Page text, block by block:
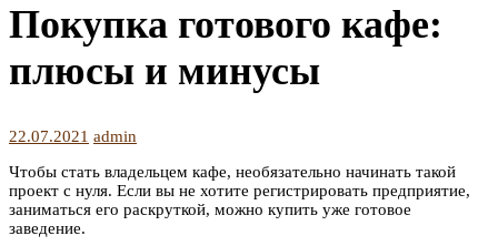
Покупка готового кафе:
плюсы и минусы
22.07.2021 admin
Чтобы стать владельцем кафе, необязательно начинать такой
проект с нуля. Если вы не хотите регистрировать предприятие,
заниматься его раскруткой, можно купить уже готовое
заведение.